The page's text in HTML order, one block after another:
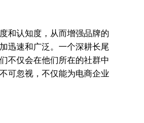
和认知度，从而增强品牌的
迅速和广泛。一个深耕长尾
不仅会在他们所在的社群中
可忽视，不仅能为电商企业